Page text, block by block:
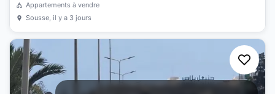
Appartements à vendre
Sousse, il y a 3 jours